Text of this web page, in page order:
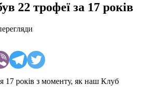
22 трофеї за 17 років
17 років з моменту, як наш Клуб